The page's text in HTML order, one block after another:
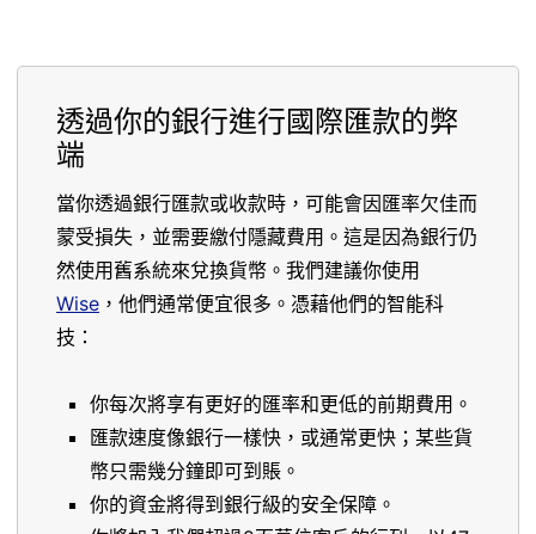
透過你的銀行進行國際匯款的弊
端
當你透過銀行匯款或收款時，可能會因匯率欠佳而
蒙受損失，並需要繳付隱藏費用。這是因為銀行仍
然使用舊系統來兌換貨幣。我們建議你使用
Wise ，他們通常便宜很多。憑藉他們的智能科
技：
你每次將享有更好的匯率和更低的前期費用。
匯款速度像銀行一樣快，或通常更快；某些貨
幣只需幾分鐘即可到賬。
你的資金將得到銀行級的安全保障。